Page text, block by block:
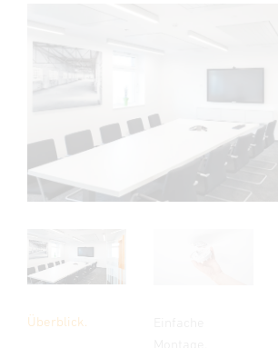
Überblick.